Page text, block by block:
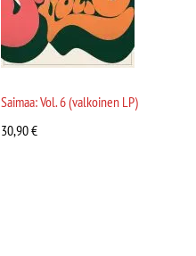
Saimaa: Vol. 6 (valkoinen LP)
30,90€